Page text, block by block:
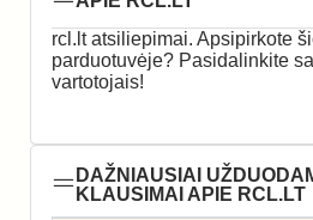
rcl.lt atsiliepimai. Apsipirkote
parduotuvėje? Pasidalinkite
vartotojais!
DAŽNIAUSIAI
KLAUSIMAI APIE RCL.LT